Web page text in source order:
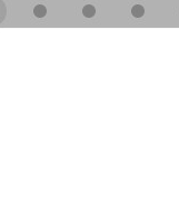
fiber_manual_record fiber_manual_record fiber_manual_record